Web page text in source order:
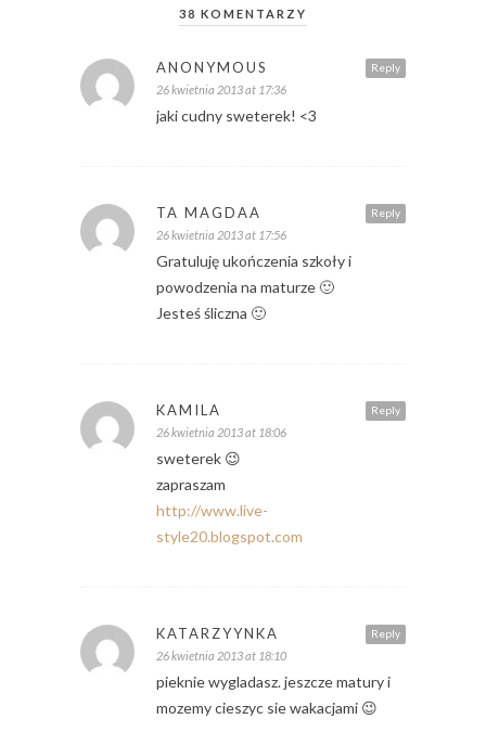
38 KOMENTARZY
Reply
ANONYMOUS
26 kwietnia 2013 at 17:36
jaki cudny sweterek! <3
Reply
TA MAGDAA
26 kwietnia 2013 at 17:56
Gratuluję ukończenia szkoły i
powodzenia na maturze 🙂
Jesteś śliczna 🙂
Reply
KAMILA
26 kwietnia 2013 at 18:06
sweterek 😉
zapraszam
http://www.live-
style20.blogspot.com
Reply
KATARZYYNKA
26 kwietnia 2013 at 18:10
pieknie wygladasz. jeszcze matury i
mozemy cieszyc sie wakacjami 😉